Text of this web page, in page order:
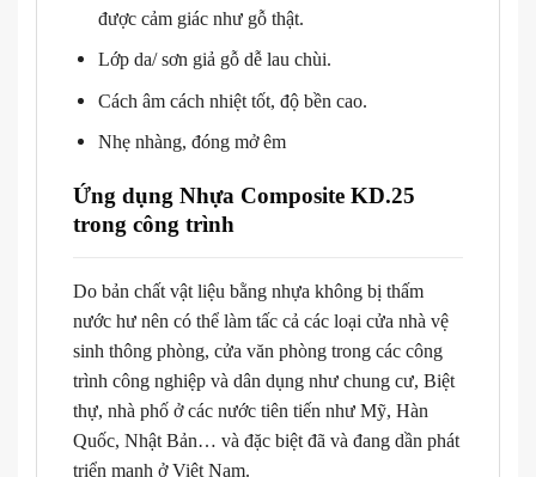
được cảm giác như gỗ thật.
Lớp da/ sơn giả gỗ dễ lau chùi.
Cách âm cách nhiệt tốt, độ bền cao.
Nhẹ nhàng, đóng mở êm
Ứng dụng Nhựa Composite KD.25
trong công trình
Do bản chất vật liệu bằng nhựa không bị thấm
nước hư nên có thể làm tấc cả các loại cửa nhà vệ
sinh thông phòng, cửa văn phòng trong các công
trình công nghiệp và dân dụng như chung cư, Biệt
thự, nhà phố ở các nước tiên tiến như Mỹ, Hàn
Quốc, Nhật Bản… và đặc biệt đã và đang dần phát
triển mạnh ở Việt Nam.